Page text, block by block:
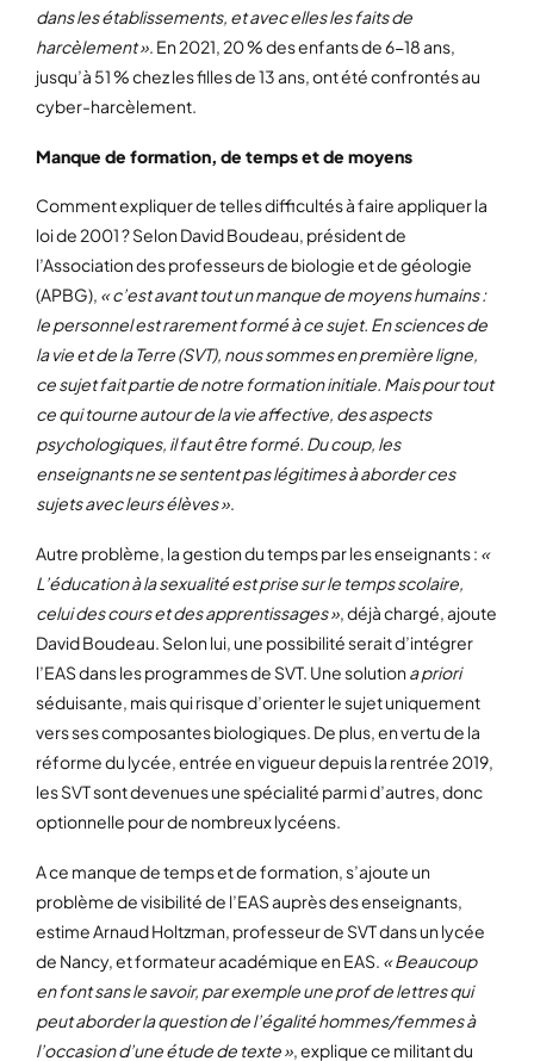
dans les établissements, et avec elles les faits de
harcèlement ». En 2021, 20 % des enfants de 6-18 ans,
jusqu’à 51 % chez les filles de 13 ans, ont été confrontés au
cyber-harcèlement.
Manque de formation, de temps et de moyens
Comment expliquer de telles difficultés à faire appliquer la
loi de 2001 ? Selon David Boudeau, président de
l’Association des professeurs de biologie et de géologie
(APBG), « c’est avant tout un manque de moyens humains :
le personnel est rarement formé à ce sujet. En sciences de
la vie et de la Terre (SVT), nous sommes en première ligne,
ce sujet fait partie de notre formation initiale. Mais pour tout
ce qui tourne autour de la vie affective, des aspects
psychologiques, il faut être formé. Du coup, les
enseignants ne se sentent pas légitimes à aborder ces
sujets avec leurs élèves ».
Autre problème, la gestion du temps par les enseignants : «
L’éducation à la sexualité est prise sur le temps scolaire,
celui des cours et des apprentissages », déjà chargé, ajoute
David Boudeau. Selon lui, une possibilité serait d’intégrer
l’EAS dans les programmes de SVT. Une solution a priori
séduisante, mais qui risque d’orienter le sujet uniquement
vers ses composantes biologiques. De plus, en vertu de la
réforme du lycée, entrée en vigueur depuis la rentrée 2019,
les SVT sont devenues une spécialité parmi d’autres, donc
optionnelle pour de nombreux lycéens.
A ce manque de temps et de formation, s’ajoute un
problème de visibilité de l’EAS auprès des enseignants,
estime Arnaud Holtzman, professeur de SVT dans un lycée
de Nancy, et formateur académique en EAS. « Beaucoup
en font sans le savoir, par exemple une prof de lettres qui
peut aborder la question de l’égalité hommes/femmes à
l’occasion d’une étude de texte », explique ce militant du